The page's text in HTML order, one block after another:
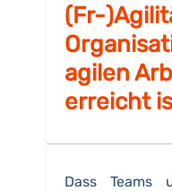
(Fr-
agilen
erreicht
Dass Teams